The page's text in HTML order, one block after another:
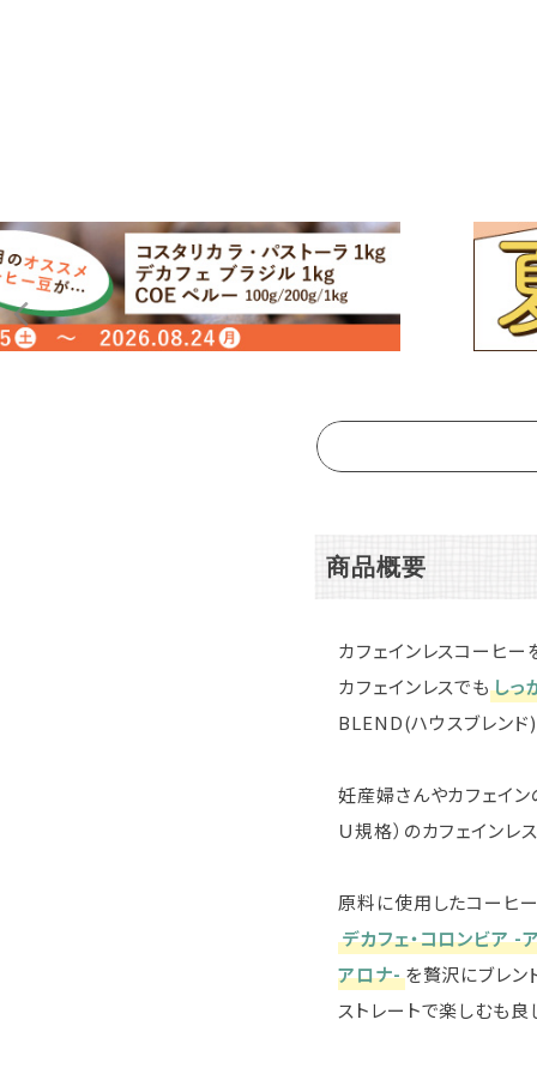
商品概要
カフェインレスコーヒ
カフェインレスでもしっ
BLEND(ハウスブレンド)
妊産婦さんやカフェイ
Ｕ規格）のカフェインレ
原料に使用したコーヒ
デカフェ・コロンビア -
アロナ-を贅沢にブレン
ストレートで楽しむも良